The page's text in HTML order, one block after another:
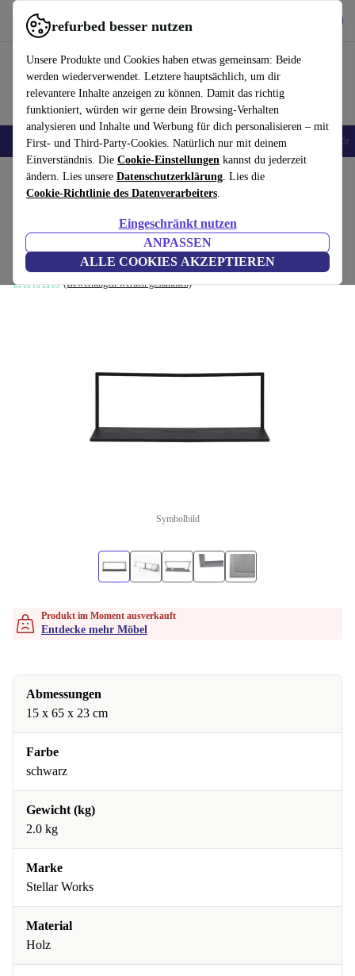
refurbed besser nutzen
Unsere Produkte und Cookies haben etwas gemeinsam: Beide
werden wiederverwendet. Letztere hauptsächlich, um dir
relevantere Inhalte anzeigen zu können. Damit das richtig
funktioniert, würden wir gerne dein Browsing-Verhalten
analysieren und Inhalte und Werbung für dich personalisieren – mit
First- und Third-Party-Cookies. Natürlich nur mit deinem
Einverständnis. Die Cookie-Einstellungen kannst du jederzeit
ändern. Lies unsere Datenschutzerklärung. Lies die
Cookie-Richtlinie des Datenverarbeiters.
Eingeschränkt nutzen
ANPASSEN
ALLE COOKIES AKZEPTIEREN
refurbed schnell und einfach nutzen
🎒 Back to school Handys Laptops Tablets Smartwatches Zubehör
Home Produkte Haushalt Möbel
Frame Wandregal mit Brett Eiche
Schwarz
schwarz
(Bewertungen werden gesammelt)
Symbolbild
Produkt im Moment ausverkauft
Entdecke mehr Möbel
Abmessungen
15 x 65 x 23 cm
Farbe
schwarz
Gewicht (kg)
2.0 kg
Marke
Stellar Works
Material
Holz